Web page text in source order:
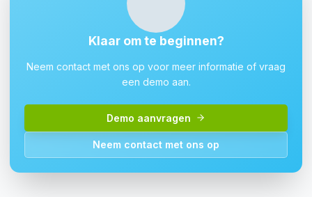
Klaar om te beginnen?
Neem contact met ons op voor meer informatie of vraag
een demo aan.
Demo aanvragen
Neem contact met ons op